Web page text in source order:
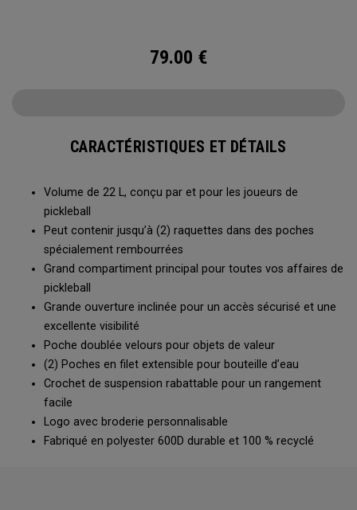
79.00 €
CARACTÉRISTIQUES ET DÉTAILS
Volume de 22 L, conçu par et pour les joueurs de
pickleball
Peut contenir jusqu’à (2) raquettes dans des poches
spécialement rembourrées
Grand compartiment principal pour toutes vos affaires de
pickleball
Grande ouverture inclinée pour un accès sécurisé et une
excellente visibilité
Poche doublée velours pour objets de valeur
(2) Poches en filet extensible pour bouteille d’eau
Crochet de suspension rabattable pour un rangement
facile
Logo avec broderie personnalisable
Fabriqué en polyester 600D durable et 100 % recyclé